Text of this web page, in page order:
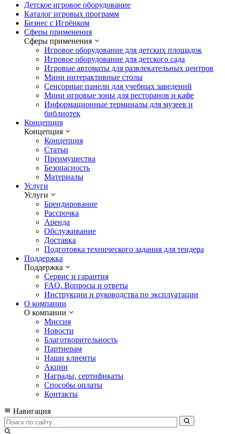
Детское игровое оборудование
Каталог игровых программ
Бизнес с Игрёнком
Сферы применения
Сферы применения
Игровое оборудование для детских площадок
Игровое оборудование для детского сада
Игровые автоматы для развлекательных центров
Мини интерактивные столы
Сенсорные панели для учебных заведений
Мини игровые зоны для ресторанов и кафе
Информационные терминалы для музеев и
библиотек
Концепция
Концепция
Концепция
Статьи
Преимущества
Безопасность
Материалы
Услуги
Услуги
Брендирование
Рассрочка
Аренда
Обслуживание
Доставка
Подготовка технического задания для тендера
Поддержка
Поддержка
Сервис и гарантия
FAQ. Вопросы и ответы
Инструкции и руководства по эксплуатации
О компании
О компании
Миссия
Новости
Благотворительность
Партнерам
Наши клиенты
Акции
Награды, сертификаты
Способы оплаты
Контакты
Навигация